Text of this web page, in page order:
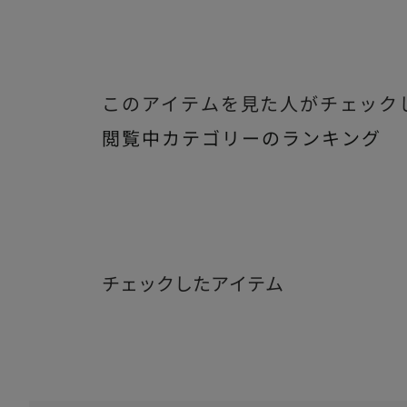
このアイテムを見た人がチェック
閲覧中カテゴリーのランキング
チェックしたアイテム